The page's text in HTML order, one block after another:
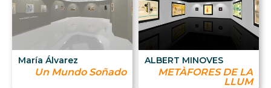
María Álvarez
Un Mundo Soñado
ALBERT MINOVES
METÀFORES DE LA
LLUM